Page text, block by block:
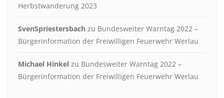
Herbstwanderung 2023
SvenSpriestersbach zu Bundesweiter Warntag 2022 –
Bürgerinformation der Freiwilligen Feuerwehr Werlau
Michael Hinkel zu Bundesweiter Warntag 2022 –
Bürgerinformation der Freiwilligen Feuerwehr Werlau